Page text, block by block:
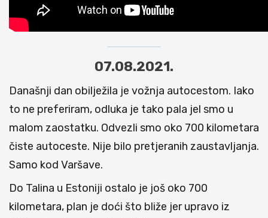
07.08.2021.
Današnji dan obilježila je vožnja autocestom. Iako
to ne preferiram, odluka je tako pala jel smo u
malom zaostatku. Odvezli smo oko 700 kilometara
čiste autoceste. Nije bilo pretjeranih zaustavljanja.
Samo kod Varšave.
Do Talina u Estoniji ostalo je još oko 700
kilometara, plan je doći što bliže jer upravo iz